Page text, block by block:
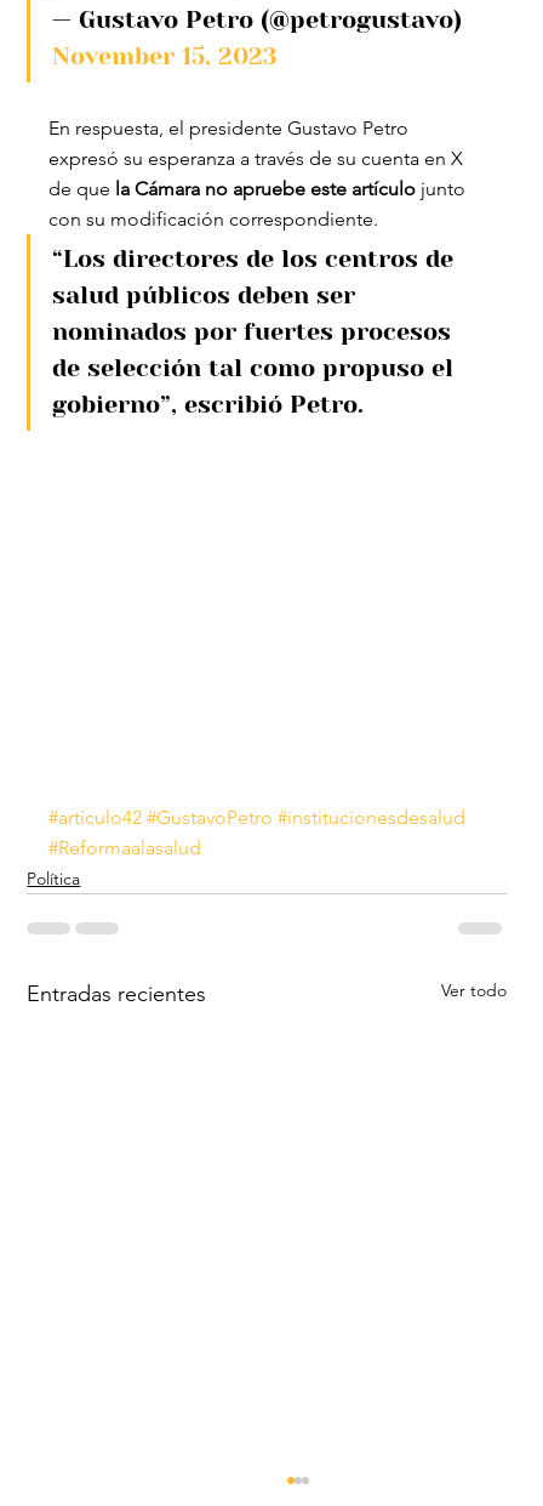
— Gustavo Petro (@petrogustavo)
November 15, 2023
En respuesta, el presidente Gustavo Petro
expresó su esperanza a través de su cuenta en X
de que la Cámara no apruebe este artículo junto
con su modificación correspondiente.
“Los directores de los centros de
salud públicos deben ser
nominados por fuertes procesos
de selección tal como propuso el
gobierno”, escribió Petro.
#artículo42 #GustavoPetro #institucionesdesalud
#Reformaalasalud
Política
Entradas recientes Ver todo